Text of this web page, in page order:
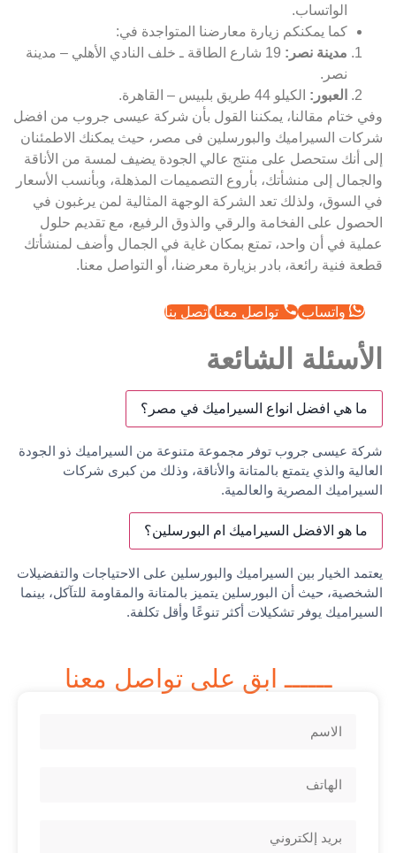
الواتساب.
كما يمكنكم زيارة معارضنا المتواجدة في:
مدينة نصر:
19 شارع الطاقة ـ خلف النادي الأهلي – مدينة
نصر.
العبور: الكيلو 44 طريق بلبيس – القاهرة.
وفي ختام مقالنا، يمكننا القول بأن شركة عيسى جروب من افضل
شركات السيراميك والبورسلين فى مصر، حيث يمكنك الاطمئنان
إلى أنك ستحصل على منتج عالي الجودة يضيف لمسة من الأناقة
والجمال إلى منشأتك، بأروع التصميمات المذهلة، وبأنسب الأسعار
في السوق، ولذلك تعد الشركة الوجهة المثالية لمن يرغبون في
الحصول على الفخامة والرقي والذوق الرفيع، مع تقديم حلول
عملية في أن واحد، تمتع بمكان غاية في الجمال وأضف لمنشأتك
قطعة فنية رائعة، بادر بزيارة معرضنا، أو التواصل معنا.
واتساب تواصل معنا اتصل بنا
الأسئلة الشائعة
ما هي افضل انواع السيراميك في مصر؟
شركة عيسى جروب توفر مجموعة متنوعة من السيراميك ذو الجودة
العالية والذي يتمتع بالمتانة والأناقة، وذلك من كبرى شركات
السيراميك المصرية والعالمية.
ما هو الافضل السيراميك ام البورسلين؟
يعتمد الخيار بين السيراميك والبورسلين على الاحتياجات والتفضيلات
الشخصية، حيث أن البورسلين يتميز بالمتانة والمقاومة للتآكل، بينما
السيراميك يوفر تشكيلات أكثر تنوعًا وأقل تكلفة.
ــــــ ابق على تواصل معنا